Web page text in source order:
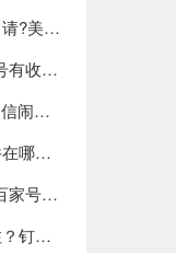
美拍app话题主持人怎么申请?美拍申请话题主持人方法教程
百家号收益怎么样？百家号有收益吗？
微信闹钟提醒怎么设置?微信闹钟提醒设置教程
手机QQ浏览器下载的文件在哪里？手机QQ浏览器下载文件路径在哪？
百家号申请要注意哪些？百家号申请技巧分享
钉钉app怎么设置特别关注？钉钉设置特别关注方法介绍